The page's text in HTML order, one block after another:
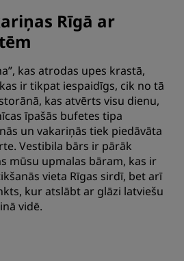
Rīgā ar
kas atrodas upes krastā,
ir tikpat iespaidīgs, cik no tā
kas atvērts visu dienu,
īpašās bufetes tipa
un vakariņās tiek piedāvāta
Vestibila bārs ir pārāk
mūsu upmalas bāram, kas ir
vieta Rīgas sirdī, bet arī
kur atslābt ar glāzi latviešu
vidē.